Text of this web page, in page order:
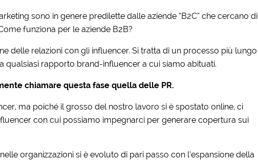
sono in genere predilette dalle aziende “B2C” che cercano di
funziona per le aziende B2B?
delle relazioni con gli influencer. Si tratta di un processo più lungo
qualsiasi rapporto brand-influencer a cui siamo abituati.
chiamare questa fase quella delle PR.
ma poiché il grosso del nostro lavoro si è spostato online, ci
con cui possiamo impegnarci per generare copertura sui
organizzazioni si è evoluto di pari passo con l’espansione della